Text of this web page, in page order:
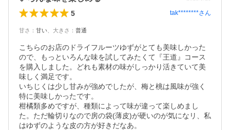
5 tak********さん
甘さ ： 甘い 大きさ ： 普通
こちらのお店のドライフルーツゆずがとても美味しかった
ので、もっといろんな味を試してみたくて『王道』コース
を購入しました。どれも素材の味がしっかり活きていて美
味しく満足です。
いちじくは少し甘みが強めでしたが、梅と桃は風味が強く
特に美味しかったです。
柑橘類多めですが、種類によって味が違って楽しめまし
た。ただ輪切りなので房の袋(薄皮)が硬いのが気になリ、私
はゆずのような皮の方が好きだなあ。